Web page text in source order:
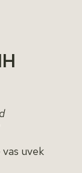
uvek